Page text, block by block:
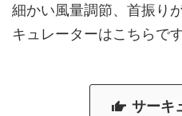
細かい風量調節、首振り
キュレーターはこちらです
サーキ